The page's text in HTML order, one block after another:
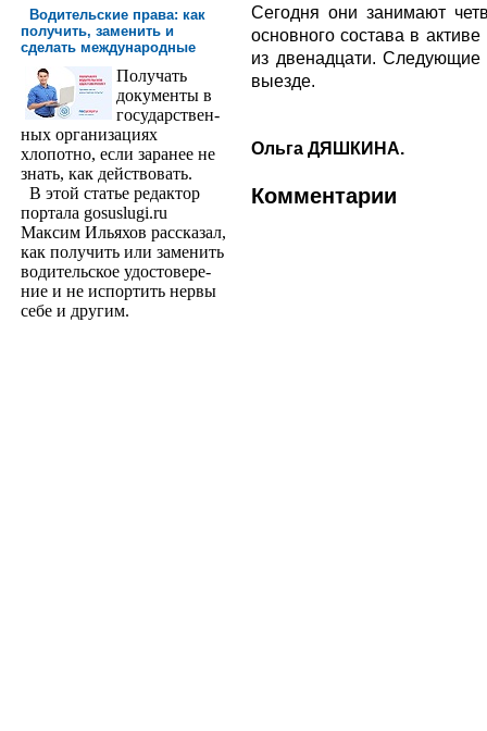
Водительские права: как
получить, заменить и
сделать международ­ные
Получать
доку­менты в
государствен­
ных организациях
хлопотно, если заранее не
знать, как действовать.
В этой статье редактор
портала gosuslugi.ru
Максим Ильяхов рассказал,
как получить или заменить
водительское удостовере­
ние и не испортить нервы
себе и другим.
Сегодня они занимают
основного состава в
из двенадцати.
выезде.
Ольга ДЯШКИНА.
Комментарии